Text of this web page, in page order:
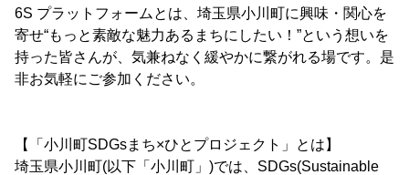
6S プラットフォームとは、埼玉県小川町に興味・関心を
寄せ“もっと素敵な魅力あるまちにしたい！”という想いを
持った皆さんが、気兼ねなく緩やかに繋がれる場です。是
非お気軽にご参加ください。
【「小川町SDGsまち×ひとプロジェクト」とは】
埼玉県小川町(以下「小川町」)では、SDGs(Sustainable